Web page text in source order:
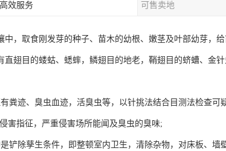
效服务 可售卖地
中，取食刚发芽的种子、苗木的幼根、嫩茎及叶部幼芽，
翅目的蝼蛄、蟋蟀，鳞翅目的地老，鞘翅目的蛴螬、金针
粪迹、臭虫血迹，活臭虫等，以针挑法结合目测法检查可
害指征，严重侵害场所能闻及臭虫的臭味;
铲除孳生条件，即整顿室内卫生，清除杂物，对床板、墙